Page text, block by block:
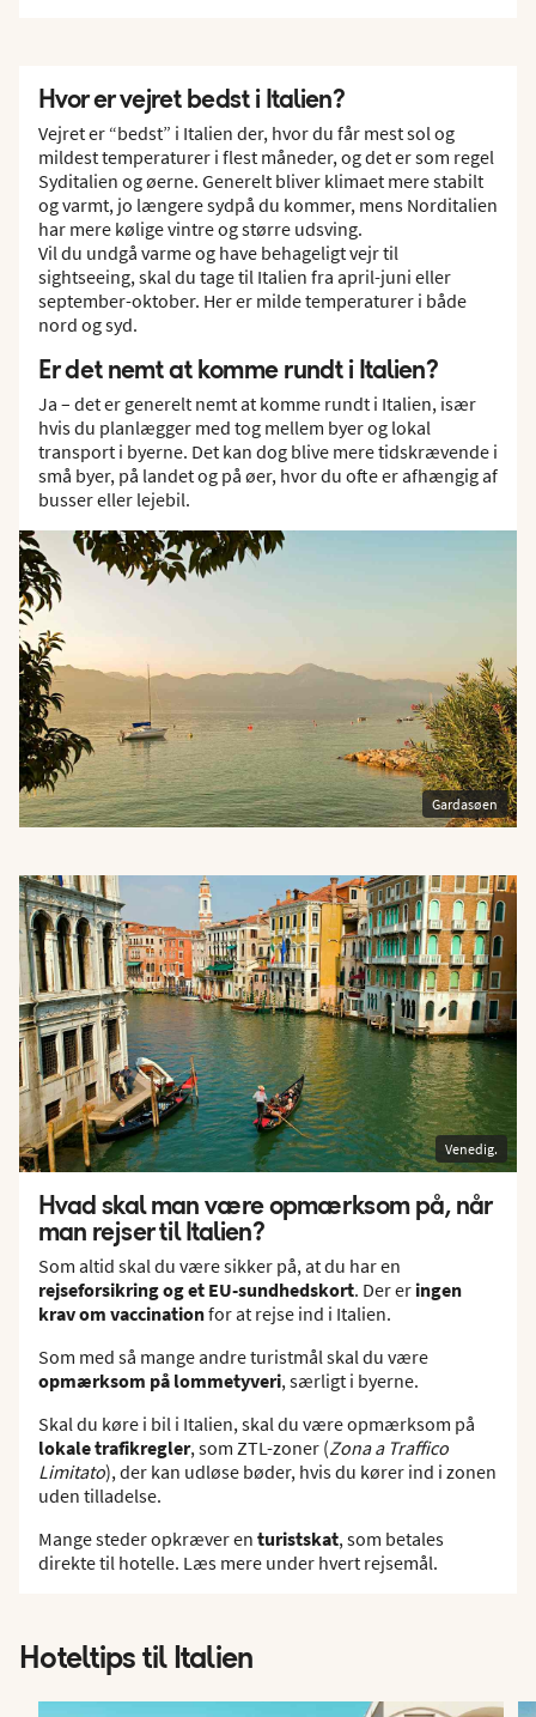
Hvor er vejret bedst i Italien?
Vejret er “bedst” i Italien der, hvor du får mest sol og
mildest temperaturer i flest måneder, og det er som regel
Syditalien og øerne. Generelt bliver klimaet mere stabilt
og varmt, jo længere sydpå du kommer, mens Norditalien
har mere kølige vintre og større udsving.
Vil du undgå varme og have behageligt vejr til
sightseeing, skal du tage til Italien fra april-juni eller
september-oktober. Her er milde temperaturer i både
nord og syd.
Er det nemt at komme rundt i Italien?
Ja – det er generelt nemt at komme rundt i Italien, især
hvis du planlægger med tog mellem byer og lokal
transport i byerne. Det kan dog blive mere tidskrævende i
små byer, på landet og på øer, hvor du ofte er afhængig af
busser eller lejebil.
Gardasøen
Venedig.
Hvad skal man være opmærksom på, når
man rejser til Italien?
Som altid skal du være sikker på, at du har en
rejseforsikring og et EU-sundhedskort. Der er ingen
krav om vaccinationfor at rejse ind i Italien.
Som med så mange andre turistmål skal du være
opmærksom på lommetyveri, særligt i byerne.
Skal du køre i bil i Italien, skal du være opmærksom på
lokale trafikregler, som ZTL-zoner (Zona a Traffico
Limitato), der kan udløse bøder, hvis du kører ind i zonen
uden tilladelse.
Mange steder opkræver en turistskat, som betales
direkte til hotelle. Læs mere under hvert rejsemål.
Hoteltips til Italien